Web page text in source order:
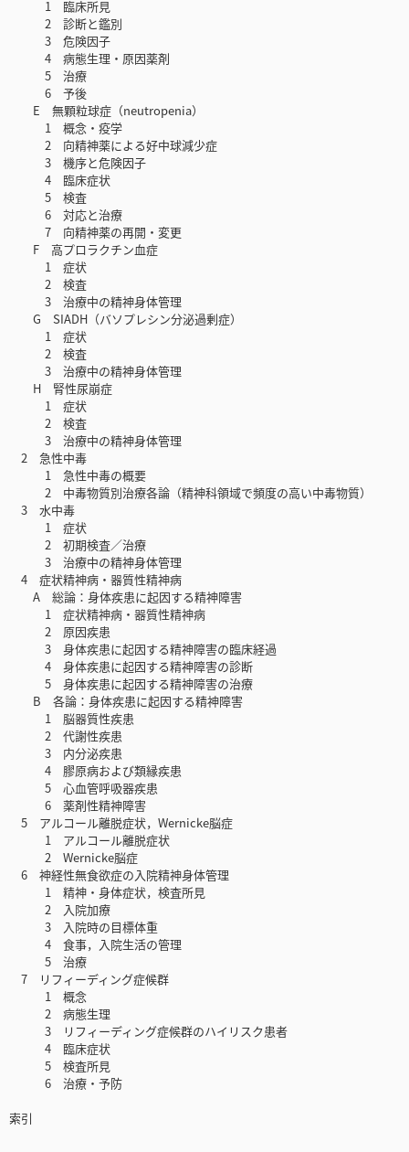
1 臨床所見
2 診断と鑑別
3 危険因子
4 病態生理・原因薬剤
5 治療
6 予後
E 無顆粒球症（neutropenia）
1 概念・疫学
2 向精神薬による好中球減少症
3 機序と危険因子
4 臨床症状
5 検査
6 対応と治療
7 向精神薬の再開・変更
F 高プロラクチン血症
1 症状
2 検査
3 治療中の精神身体管理
G SIADH（バソプレシン分泌過剰症）
1 症状
2 検査
3 治療中の精神身体管理
H 腎性尿崩症
1 症状
2 検査
3 治療中の精神身体管理
2 急性中毒
1 急性中毒の概要
2 中毒物質別治療各論（精神科領域で頻度の高い中毒物質）
3 水中毒
1 症状
2 初期検査／治療
3 治療中の精神身体管理
4 症状精神病・器質性精神病
A 総論：身体疾患に起因する精神障害
1 症状精神病・器質性精神病
2 原因疾患
3 身体疾患に起因する精神障害の臨床経過
4 身体疾患に起因する精神障害の診断
5 身体疾患に起因する精神障害の治療
B 各論：身体疾患に起因する精神障害
1 脳器質性疾患
2 代謝性疾患
3 内分泌疾患
4 膠原病および類縁疾患
5 心血管呼吸器疾患
6 薬剤性精神障害
5 アルコール離脱症状，Wernicke脳症
1 アルコール離脱症状
2 Wernicke脳症
6 神経性無食欲症の入院精神身体管理
1 精神・身体症状，検査所見
2 入院加療
3 入院時の目標体重
4 食事，入院生活の管理
5 治療
7 リフィーディング症候群
1 概念
2 病態生理
3 リフィーディング症候群のハイリスク患者
4 臨床症状
5 検査所見
6 治療・予防
索引